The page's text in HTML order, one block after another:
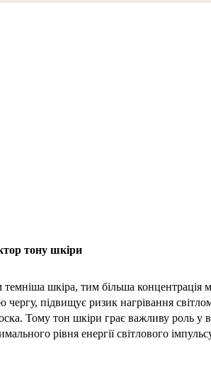
тону шкіри
шкіра, тим більша концентрація
чергу, підвищує ризик нагрівання
Тому тон шкіри грає важливу роль у
рівня енергії світлового